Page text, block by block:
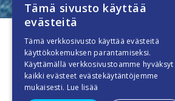
Tämä sivusto käyttää
evästeitä
Tämä verkkosivusto käyttää evästeitä
käyttökokemuksen parantamiseksi.
Käyttämällä verkkosivustoamme hyväksyt
kaikki evästeet evästekäytäntöjemme
mukaisesti. Lue lisää